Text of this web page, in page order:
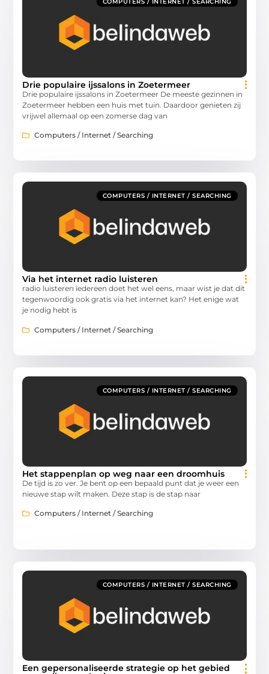
Drie populaire ijssalons in Zoetermeer
Drie populaire ijssalons in Zoetermeer De meeste gezinnen in
Zoetermeer hebben een huis met tuin. Daardoor genieten zij
vrijwel allemaal op een zomerse dag van
Computers / Internet / Searching
COMPUTERS / INTERNET / SEARCHING
Via het internet radio luisteren
radio luisteren iedereen doet het wel eens, maar wist je dat dit
tegenwoordig ook gratis via het internet kan? Het enige wat
je nodig hebt is
Computers / Internet / Searching
COMPUTERS / INTERNET / SEARCHING
Het stappenplan op weg naar een droomhuis
De tijd is zo ver. Je bent op een bepaald punt dat je weer een
nieuwe stap wilt maken. Deze stap is de stap naar
Computers / Internet / Searching
COMPUTERS / INTERNET / SEARCHING
Een gepersonaliseerde strategie op het gebied